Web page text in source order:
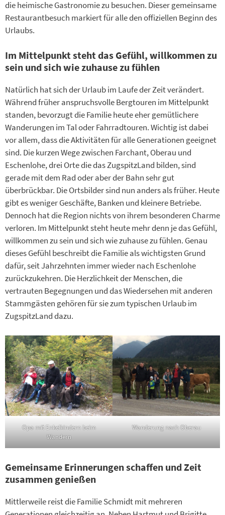
die heimische Gastronomie zu besuchen. Dieser gemeinsame
Restaurantbesuch markiert für alle den offiziellen Beginn des
Urlaubs.
Im Mittelpunkt steht das Gefühl, willkommen zu
sein und sich wie zuhause zu fühlen
Natürlich hat sich der Urlaub im Laufe der Zeit verändert.
Während früher anspruchsvolle Bergtouren im Mittelpunkt
standen, bevorzugt die Familie heute eher gemütlichere
Wanderungen im Tal oder Fahrradtouren. Wichtig ist dabei
vor allem, dass die Aktivitäten für alle Generationen geeignet
sind. Die kurzen Wege zwischen Farchant, Oberau und
Eschenlohe, drei Orte die das ZugspitzLand bilden, sind
gerade mit dem Rad oder aber der Bahn sehr gut
überbrückbar. Die Ortsbilder sind nun anders als früher. Heute
gibt es weniger Geschäfte, Banken und kleinere Betriebe.
Dennoch hat die Region nichts von ihrem besonderen Charme
verloren. Im Mittelpunkt steht heute mehr denn je das Gefühl,
willkommen zu sein und sich wie zuhause zu fühlen. Genau
dieses Gefühl beschreibt die Familie als wichtigsten Grund
dafür, seit Jahrzehnten immer wieder nach Eschenlohe
zurückzukehren. Die Herzlichkeit der Menschen, die
vertrauten Begegnungen und das Wiedersehen mit anderen
Stammgästen gehören für sie zum typischen Urlaub im
ZugspitzLand dazu.
Opa mit Enkelkindern beim
Wandern
Wanderung nach Oberau
Gemeinsame Erinnerungen schaffen und Zeit
zusammen genießen
Mittlerweile reist die Familie Schmidt mit mehreren